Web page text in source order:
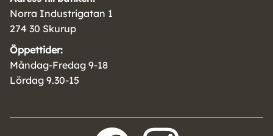
Norra Industrigatan 1
274 30 Skurup
Öppettider:
Måndag-Fredag 9-18
Lördag 9.30-15